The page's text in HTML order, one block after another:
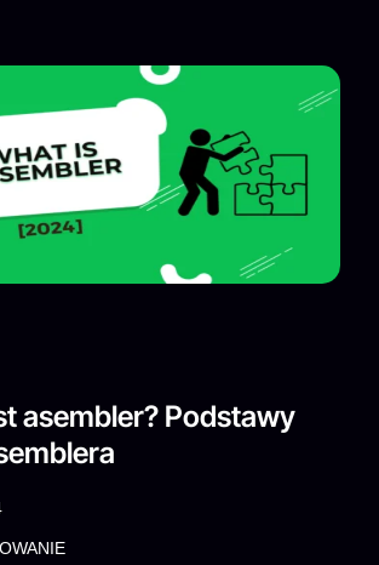
asembler? Podstawy